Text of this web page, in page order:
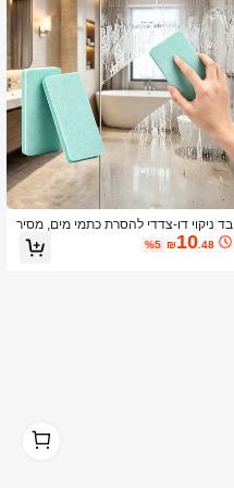
בד ניקוי דו-צדדי להסרת כתמי מים, מסיר
כתמי מים ולכלוך עקשן מזכוכית המקלח
₪10 .48
%5